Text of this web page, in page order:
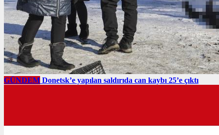
GÜNDEM Donetsk’e yapılan saldırıda can kaybı 25’e çıktı